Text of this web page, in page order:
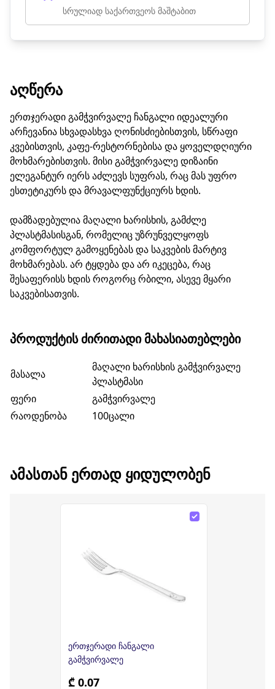
სრულიად საქართვეოს მაშტაბით
ᲐᲦᲬᲔᲠᲐ
ერთჯერადი გამჭვირვალე ჩანგალი იდეალური
არჩევანია სხვადასხვა ღონისძიებისთვის, სწრაფი
კვებისთვის, კაფე-რესტორნებისა და ყოველდღიური
მოხმარებისთვის. მისი გამჭვირვალე დიზაინი
ელეგანტურ იერს აძლევს სუფრას, რაც მას უფრო
ესთეტიკურს და მრავალფუნქციურს ხდის.
დამზადებულია მაღალი ხარისხის, გამძლე
პლასტმასისგან, რომელიც უზრუნველყოფს
კომფორტულ გამოყენებას და საკვების მარტივ
მოხმარებას. არ ტყდება და არ იკეცება, რაც
შესაფერისს ხდის როგორც რბილი, ასევე მყარი
საკვებისათვის.
ᲞᲠᲝᲓᲣᲥᲢᲘᲡ ᲫᲘᲠᲘᲗᲐᲓᲘ ᲛᲐᲮᲐᲡᲘᲐᲗᲔᲑᲚᲔᲑᲘ
მასალა
მაღალი ხარისხის გამჭვირვალე
პლასტმასი
ფერი
გამჭვირვალე
რაოდენობა
100ცალი
ᲐᲛᲐᲡᲗᲐᲜ ᲔᲠᲗᲐᲓ ᲧᲘᲓᲣᲚᲝᲑᲔᲜ
ერთჯერადი ჩანგალი
გამჭვირვალე
₾ 0.07